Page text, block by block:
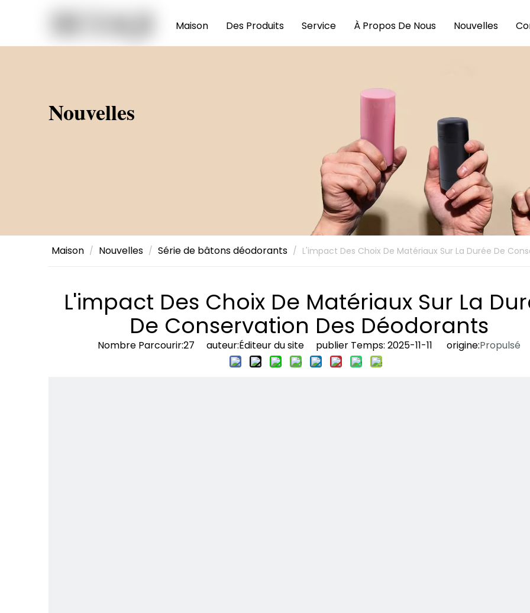
Maison Des Produits Service À Propos De Nous Nouvelles
Nouvelles
Maison / Nouvelles / Série de bâtons déodorants / L'impact Des Choix De Matériaux Sur La Durée De
L'impact Des Choix De Matériaux Sur La
De Conservation Des Déodorants
Nombre Parcourir:27 auteur:Éditeur du site publier Temps: 2025-11-11 origine:Propulsé